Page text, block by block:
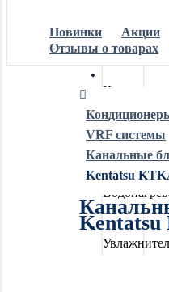
Новинки Акции
Отзывы о товарах
воздуха
VRF системы
Канальные
Kentatsu